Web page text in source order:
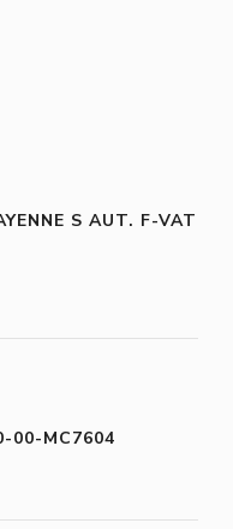
S AUT. F-VAT
00-MC7604